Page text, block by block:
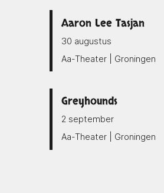
Aaron Lee Tasjan
30 augustus
Aa-Theater | Groningen
Greyhounds
2 september
Aa-Theater | Groningen